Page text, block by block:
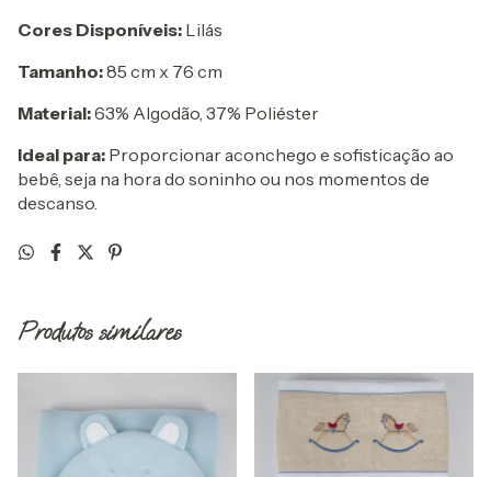
Cores Disponíveis: Lilás
Tamanho:85 cm x 76 cm
Material:63% Algodão, 37% Poliéster
Ideal para: Proporcionar aconchego e sofisticação ao
bebê, seja na hora do soninho ou nos momentos de
descanso.
Produtos similares